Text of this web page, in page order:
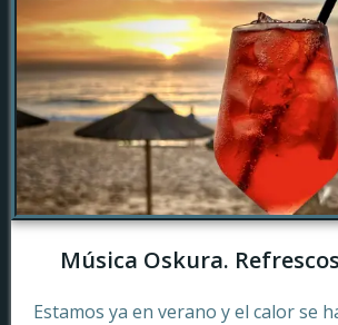
Música Oskura.
Estamos ya en verano y el calor se